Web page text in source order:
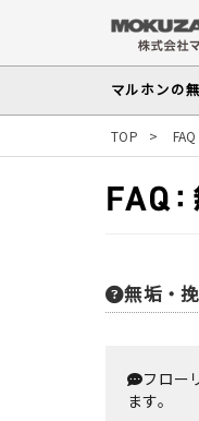
マルホンの
製品
ショ
事例
無
マル
TOP >
無垢・
フロー
ます。